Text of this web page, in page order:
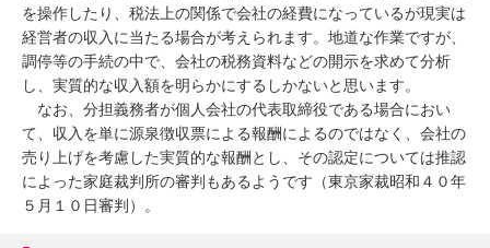
を操作したり、税法上の関係で会社の経費になっているが現実は
経営者の収入に当たる場合が考えられます。地道な作業ですが、
調停等の手続の中で、会社の税務資料などの開示を求めて分析
し、実質的な収入額を明らかにするしかないと思います。
なお、分担義務者が個人会社の代表取締役である場合におい
て、収入を単に源泉徴収票による報酬によるのではなく、会社の
売り上げを考慮した実質的な報酬とし、その認定については推認
によった家庭裁判所の審判もあるようです（東京家裁昭和４０年
５月１０日審判）。